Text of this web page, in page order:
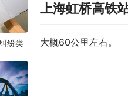
上海虹桥高铁
大概60公里左右。
纷类